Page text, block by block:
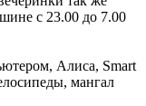
с 23.00 до 7.00
Алиса, Smart
мангал